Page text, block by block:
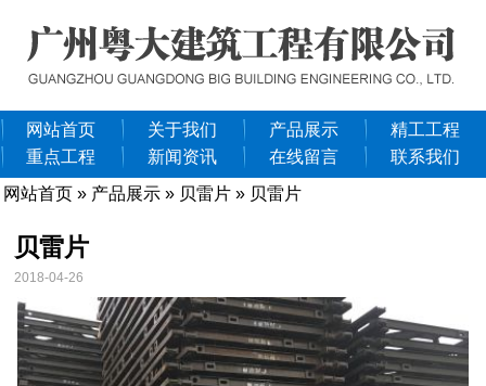
网站首页 关于我们 产品展示
精工工程
重点工程
新闻资讯 在线留言
联系我们
网站首页 » 产品展示 » 贝雷片 » 贝雷片
贝雷片
2018-04-26